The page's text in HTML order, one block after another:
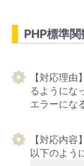
PHP標準
【対応理
るようにな
エラーにな
【対応内
以下のよう